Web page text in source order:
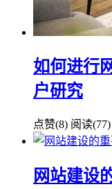
如何进行
户研究
点赞(8) 阅读(77)
网站建设